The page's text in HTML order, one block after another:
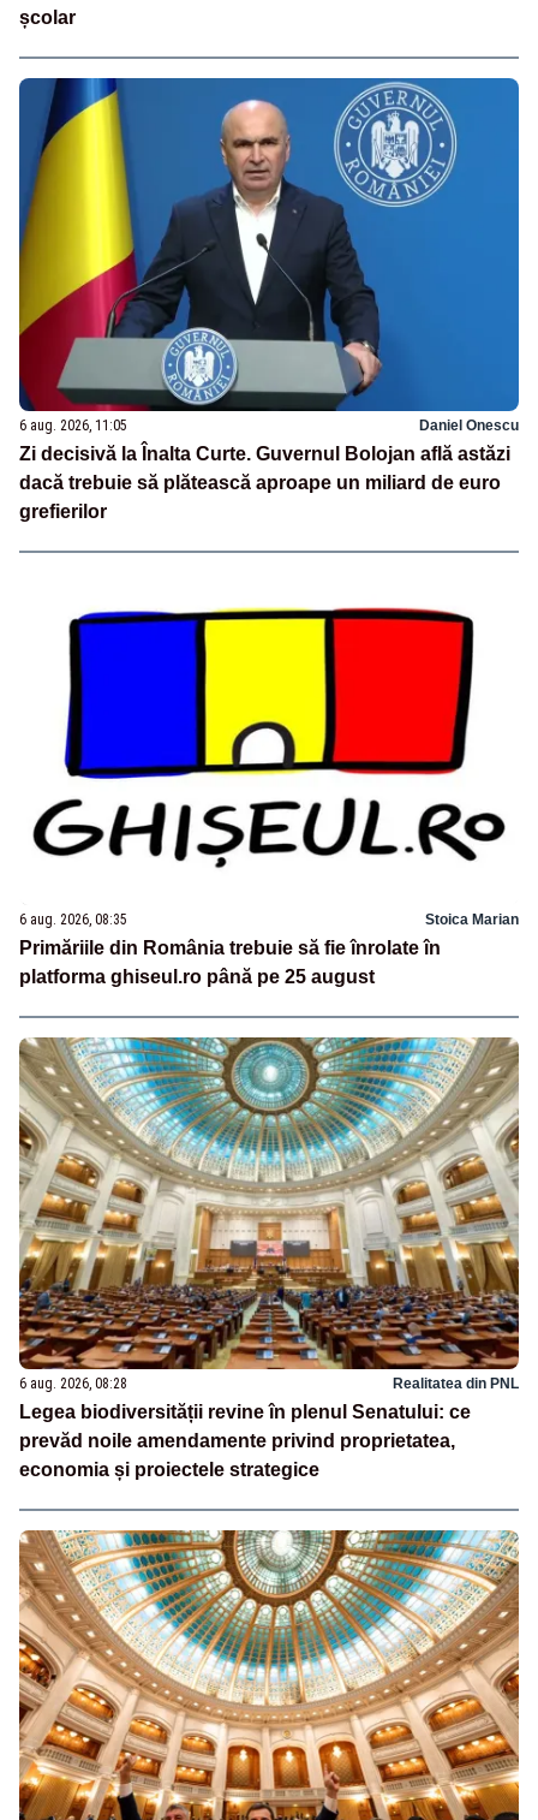
școlar
6 aug. 2026, 11:05 Daniel Onescu
Zi decisivă la Înalta Curte. Guvernul Bolojan află astăzi
dacă trebuie să plătească aproape un miliard de euro
grefierilor
6 aug. 2026, 08:35 Stoica Marian
Primăriile din România trebuie să fie înrolate în
platforma ghiseul.ro până pe 25 august
6 aug. 2026, 08:28 Realitatea din PNL
Legea biodiversității revine în plenul Senatului: ce
prevăd noile amendamente privind proprietatea,
economia și proiectele strategice